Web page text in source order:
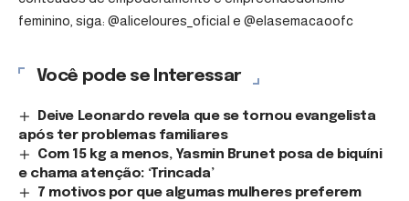
feminino, siga: @aliceloures_oficial e @elasemacaoofc
Você pode se Interessar
Deive Leonardo revela que se tornou evangelista
após ter problemas familiares
Com 15 kg a menos, Yasmin Brunet posa de biquíni
e chama atenção: ‘Trincada’
7 motivos por que algumas mulheres preferem